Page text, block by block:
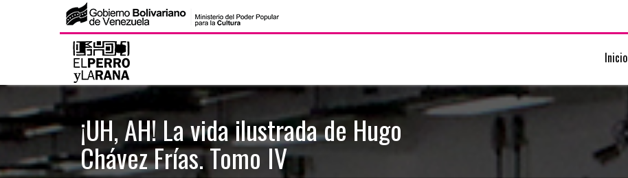
t
o
Inicio
¡UH, AH! La vida ilustrada de Hugo
Chávez Frías. Tomo IV